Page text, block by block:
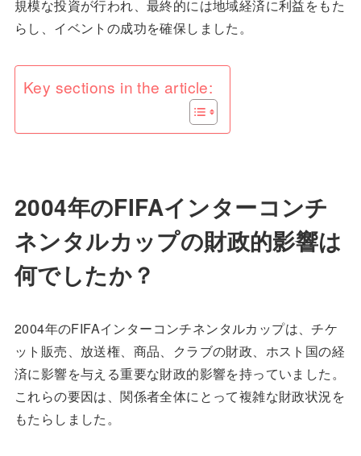
規模な投資が行われ、最終的には地域経済に利益をもた
らし、イベントの成功を確保しました。
Key sections in the article:
2004年のFIFAインターコンチ
ネンタルカップの財政的影響は
何でしたか？
2004年のFIFAインターコンチネンタルカップは、チケ
ット販売、放送権、商品、クラブの財政、ホスト国の経
済に影響を与える重要な財政的影響を持っていました。
これらの要因は、関係者全体にとって複雑な財政状況を
もたらしました。